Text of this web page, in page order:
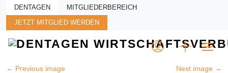
Skip to main content
DENTAGEN MITGLIEDERBEREICH
JETZT MITGLIED WERDEN
← Previous image Next image →